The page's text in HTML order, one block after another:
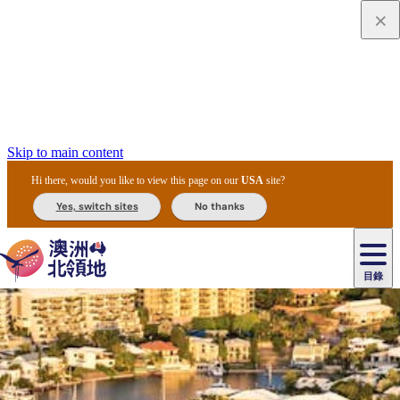
Skip to main content
Hi there, would you like to view this page on ourUSA site?
Yes, switch sites No thanks
目錄
主
目
達
爾
文
愛
麗
斯
泉
烏
魯
魯
卡
卡
杜
國
家
公
園
李
治
菲
特
國
家
瓦
塔
卡
國
家
東
馬
尼
特
米
卡
魯
卡
魯
/
茨
奧
里
查
住
民
文
化
體
驗
美
食
攻
略
節
慶
與
活
動
戶
外
和
探
險
自
然
和
野
生
動
歷
史
與
露
住
宿
導
覽
團
租
車
和
交
通
工
具